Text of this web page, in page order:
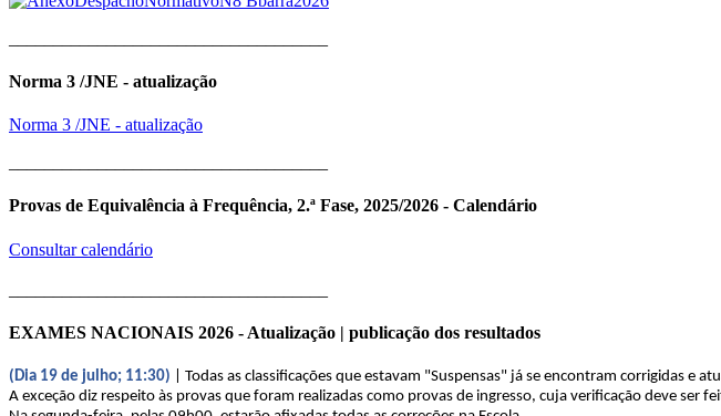
Norma 3 /JNE - atualização
Norma 3 /JNE - atualização
Provas de Equivalência à Frequência, 2.ª Fase, 2025/2026 - Calendário
Consultar calendário
EXAMES NACIONAIS 2026 - Atualização | publicação dos resultados
(Dia 19 de julho; 11:30) | Todas as classificações que estavam "Suspensas" já se encontram corrigidas e
A exceção diz respeito às provas que foram realizadas como provas de ingresso, cuja verificação deve ser